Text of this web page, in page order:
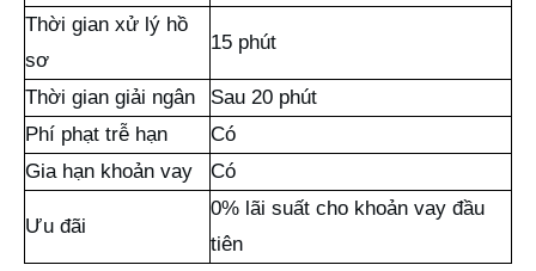
Thời gian xử lý hồ
sơ
15 phút
Thời gian giải ngân
Sau 20 phút
Phí phạt trễ hạn
Có
Gia hạn khoản vay
Có
Ưu đãi
0% lãi suất cho khoản vay đầu
tiên